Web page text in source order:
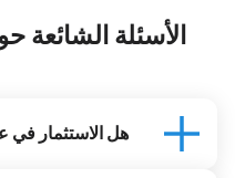
الأسئلة الشائعة
هل الاستثمار في